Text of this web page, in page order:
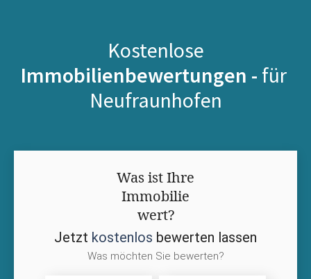
Kostenlose
Immobilienbewertungen - für
Neufraunhofen
Was ist Ihre
Immobilie
wert?
Jetzt kostenlos bewerten lassen
Was möchten Sie bewerten?